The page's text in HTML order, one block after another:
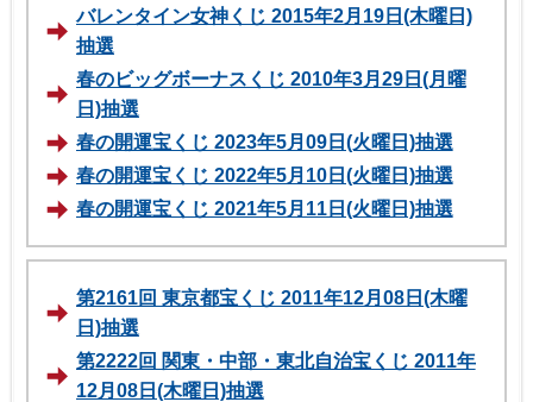
バレンタイン女神くじ 2015年2月19日(木曜日)
抽選
春のビッグボーナスくじ 2010年3月29日(月曜
日)抽選
春の開運宝くじ 2023年5月09日(火曜日)抽選
春の開運宝くじ 2022年5月10日(火曜日)抽選
春の開運宝くじ 2021年5月11日(火曜日)抽選
第2161回 東京都宝くじ 2011年12月08日(木曜
日)抽選
第2222回 関東・中部・東北自治宝くじ 2011年
12月08日(木曜日)抽選